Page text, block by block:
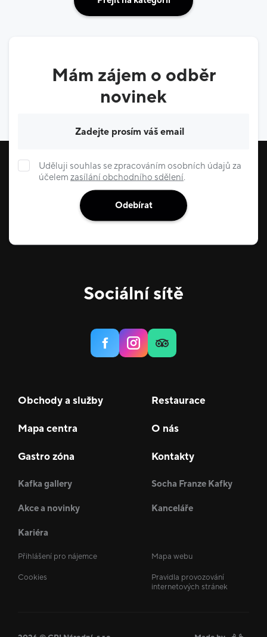
Mám zájem o odběr
novinek
Uděluji souhlas se zpracováním osobních údajů za
účelem zasílání obchodního sdělení.
Odebírat
Sociální sítě
Obchody a služby Restaurace
Mapa centra O nás
Gastro zóna Kontakty
Kafka gallery Socha Franze Kafky
Akce a novinky Kanceláře
Kariéra
Přihlášení pro nájemce Mapa webu
Cookies
Pravidla provozování
internetových stránek